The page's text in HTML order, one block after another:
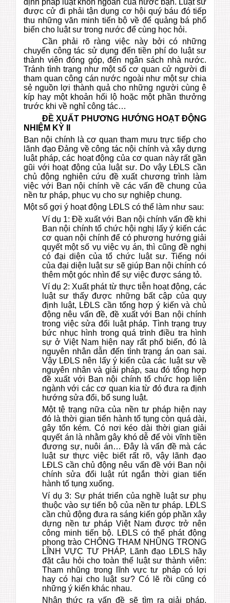
định pháp luật khôn ngoan của nước bạn. Luật sư
được cử đi phải tận dụng cơ hội quý báu đó tiếp
thu những văn minh tiến bộ về để quảng bá phổ
biến cho luật sư trong nước để cùng học hỏi.
Cần phải rõ ràng việc này bởi có những
chuyến công tác sử dụng đến tiền phí do luật sư
thành viên đóng góp, đến ngân sách nhà nước.
Tránh tình trạng như một số cơ quan cử người đi
tham quan công cán nước ngoài như một sự chia
sẻ nguồn lợi thành quả cho những người cùng ê
kíp hay một khoản hối lộ hoặc một phần thưởng
trước khi về nghỉ công tác…
ĐỀ XUẤT PHƯƠNG HƯỚNG HOẠT ĐỘNG
NHIỆM KỲ II
Ban nội chính là cơ quan tham mưu trực tiếp cho
lãnh đạo Đảng về công tác nội chính và xây dựng
luật pháp, các hoạt động của cơ quan này rất gần
gũi với hoạt động của luật sư. Do vậy LĐLS cần
chủ động nghiên cứu đề xuất chương trình làm
việc với Ban nội chính về các vấn đề chung của
nền tư pháp, phục vụ cho sự nghiệp chung.
Một số gợi ý hoạt động LĐLS có thể làm như sau:
Ví dụ 1: Đề xuất với Ban nội chính vấn đề khi
Ban nội chính tổ chức hội nghị lấy ý kiến các
cơ quan nội chính để có phương hướng giải
quyết một số vụ việc vụ án, thì cũng đề nghị
có đại diện của tổ chức luật sư. Tiếng nói
của đại diện luật sư sẽ giúp Ban nội chính có
thêm một góc nhìn để sự việc được sáng tỏ.
Ví dụ 2: Xuất phát từ thực tiễn hoạt động, các
luật sư thấy được những bất cập của quy
định luật, LĐLS cần tổng hợp ý kiến và chủ
động nêu vấn đề, đề xuất với Ban nội chính
trong việc sửa đổi luật pháp. Tình trạng truy
bức nhục hình trong quá trình điều tra hình
sự ở Việt Nam hiện nay rất phổ biến, đó là
nguyên nhân dẫn đến tình trạng án oan sai.
Vậy LĐLS nên lấy ý kiến của các luật sư về
nguyên nhân và giải pháp, sau đó tổng hợp
đề xuất với Ban nội chính tổ chức họp liên
ngành với các cơ quan kia từ đó đưa ra định
hướng sửa đổi, bổ sung luật.
Một tệ trạng nữa của nền tư pháp hiện nay
đó là thời gian tiến hành tố tụng còn quá dài,
gây tốn kém. Có nơi kéo dài thời gian giải
quyết án là nhằm gây khó dễ để vòi vĩnh tiền
đương sự, nuôi án… Đây là vấn đề mà các
luật sư thực việc biết rất rõ, vậy lãnh đạo
LĐLS cần chủ động nêu vấn đề với Ban nội
chính sửa đổi luật rút ngắn thời gian tiến
hành tố tụng xuống.
Ví dụ 3: Sự phát triển của nghề luật sư phụ
thuộc vào sự tiến bộ của nền tư pháp. LĐLS
cần chủ động đưa ra sáng kiến góp phần xây
dựng nền tư pháp Việt Nam được trở nên
công minh tiến bộ. LĐLS có thể phát động
phong trào CHỐNG THAM NHŨNG TRONG
LĨNH VỰC TƯ PHÁP, Lãnh đạo LĐLS hãy
đặt câu hỏi cho toàn thể luật sư thành viên:
Tham nhũng trong lĩnh vực tư pháp có lợi
hay có hại cho luật sư? Có lẽ rồi cũng có
những ý kiến khác nhau.
Nhận thức ra vấn đề sẽ tìm ra giải pháp.